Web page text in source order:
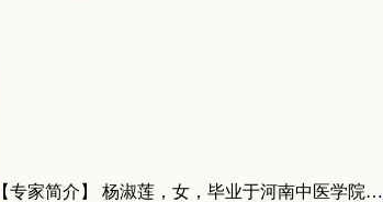
【专家简介】 杨淑莲，女，毕业于河南中医学院…